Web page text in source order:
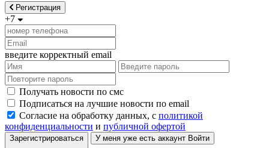
Регистрация
+7
введите корректный email
Получать новости по смс
Подписаться на лучшие новости по email
Согласие на обработку данных, с политикой
конфиденциальности и публичной офертой
Зарегистрироваться У меня уже есть аккаунт Войти